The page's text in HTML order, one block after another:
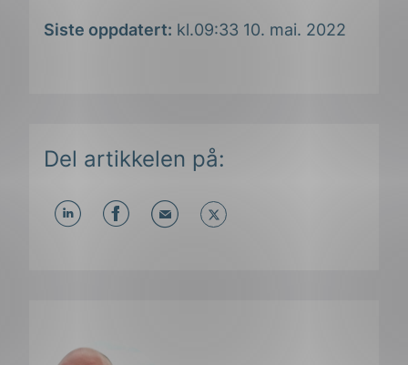
Siste oppdatert: kl.09:33 10. mai. 2022
Del artikkelen på: